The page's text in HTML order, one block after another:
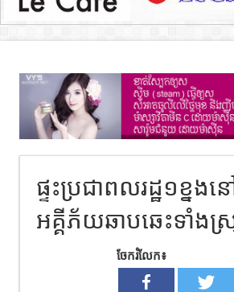
ផ្ទះប្រជាពលរដ្ឋ១ខ្នង
អគ្គីភ័យឆាបឆេះទាំង
ចែករំលែក៖